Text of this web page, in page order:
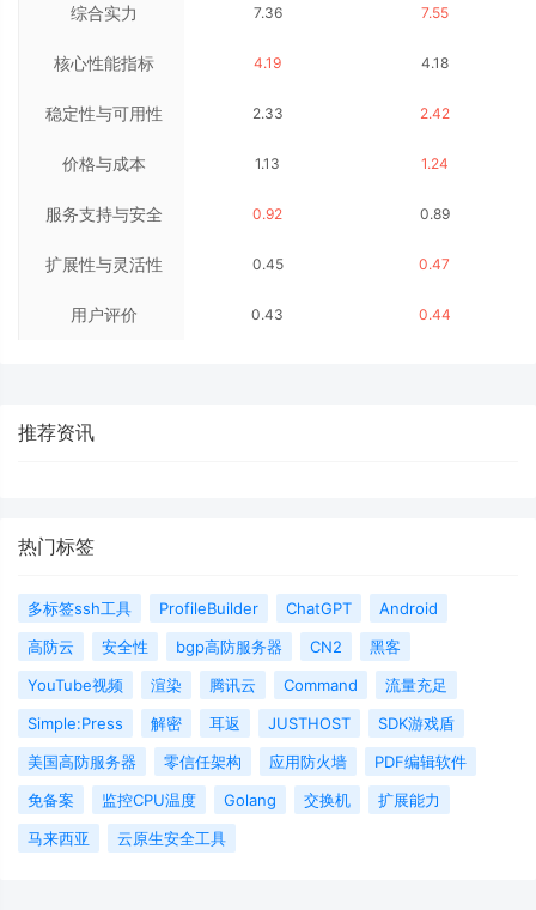
综合实力
核心性能指标
稳定性与可用性
价格与成本
服务支持与安全
扩展性与灵活性
用户评价
7.36
4.19
2.33
1.13
0.92
0.45
0.43
7.55
4.18
2.42
1.24
0.89
0.47
0.44
推荐资讯
热门标签
多标签ssh工具 ProfileBuilder ChatGPT
Android
高防云
安全性 bgp高防服务器 CN2
黑客
YouTube视频
渲染 腾讯云 Command
流量充足
Simple:Press
解密 耳返 JUSTHOST
SDK游戏盾
美国高防服务器
零信任架构 应用防火墙
PDF编辑软件
免备案
监控CPU温度 Golang 交换机
扩展能力
马来西亚
云原生安全工具